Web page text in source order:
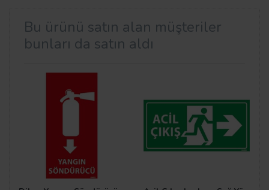
Bu ürünü satın alan müşteriler
bunları da satın aldı